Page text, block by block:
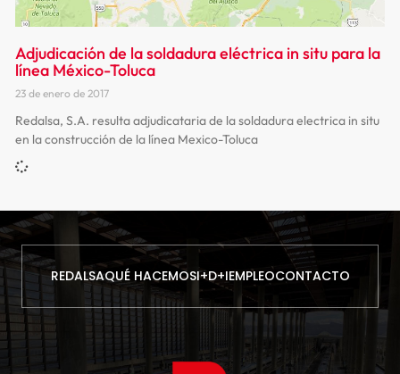
Adjudicación de la soldadura eléctrica in situ para la
línea México-Toluca
23 de enero de 2017
Redalsa, S.A. resulta adjudicataria de la soldadura electrica in situ
en la construcción de la línea Mexico-Toluca
REDALSAQUÉ HACEMOSI+D+IEMPLEOCONTACTO